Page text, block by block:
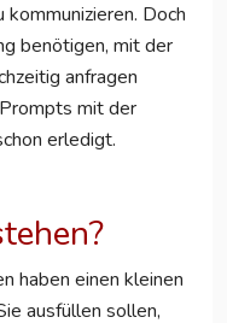
Doch
benötigen, mit der
anfragen
mit der
erledigt.
haben einen kleinen
ausfüllen sollen,